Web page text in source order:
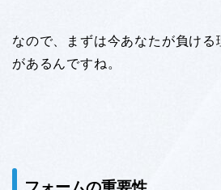
なので、まずは今あなたが負ける
があるんですね。